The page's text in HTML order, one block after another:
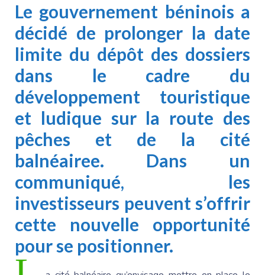
Le gouvernement béninois a
décidé de prolonger la date
limite du dépôt des dossiers
dans le cadre du
développement touristique
et ludique sur la route des
pêches et de la cité
balnéairee. Dans un
communiqué, les
investisseurs peuvent s’offrir
cette nouvelle opportunité
pour se positionner.